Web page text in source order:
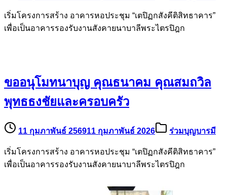
เริ่มโครงการสร้าง อาคารหอประชุม “เตปิฏกสังคีติสิทธาคาร”
เพื่อเป็นอาคารรองรับงานสังคายนาบาลีพระไตรปิฎก
ขออนุโมทนาบุญ คุณธนาคม คุณสมถวิล
พุทธธงชัยและครอบครัว
11 กุมภาพันธ์ 256911 กุมภาพันธ์ 2026 ร่วมบุญบารมี
เริ่มโครงการสร้าง อาคารหอประชุม “เตปิฏกสังคีติสิทธาคาร”
เพื่อเป็นอาคารรองรับงานสังคายนาบาลีพระไตรปิฎก